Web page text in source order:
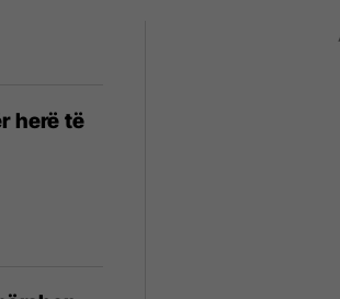
herë të